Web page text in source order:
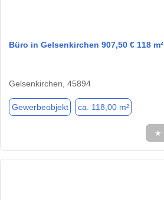
Büro in Gelsenkirchen 907,50 € 118 m²
Gelsenkirchen, 45894
Gewerbeobjekt ca. 118,00 m²
★